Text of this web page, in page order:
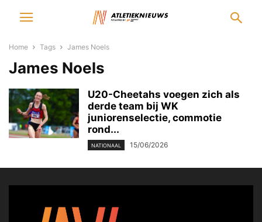
Home Tags James Noels
James Noels
U20-Cheetahs voegen zich als
derde team bij WK
juniorenselectie, commotie
rond...
NATIONAAL 15/06/2026